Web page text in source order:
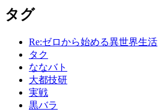
タグ
Re:ゼロから始める異世界生活
タク
ななバト
大都技研
実戦
黒バラ